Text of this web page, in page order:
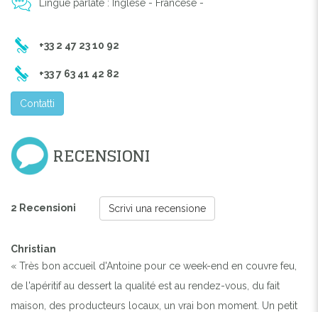
Lingue parlate : Inglese - Francese -
+33 2 47 23 10 92
+33 7 63 41 42 82
Contatti
RECENSIONI
2 Recensioni Scrivi una recensione
Christian
« Très bon accueil d'Antoine pour ce week-end en couvre feu,
de l'apéritif au dessert la qualité est au rendez-vous, du fait
maison, des producteurs locaux, un vrai bon moment. Un petit